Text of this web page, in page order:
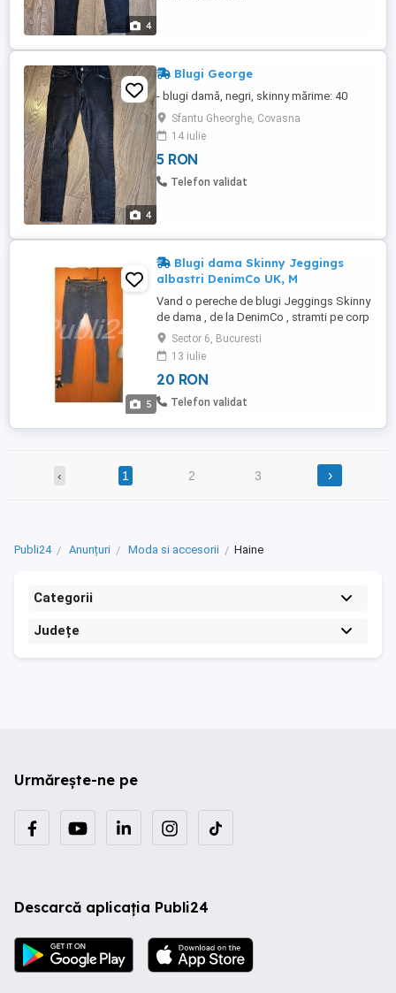
4
4
Blugi George
- blugi damă, negri, skinny mărime: 40
Sfantu Gheorghe, Covasna
14 iulie
5 RON
Telefon validat
5
Blugi dama Skinny Jeggings
albastri DenimCo UK, M
Vand o pereche de blugi Jeggings Skinny
de dama , de la DenimCo , stramti pe corp
, foarte frumosi, adusi din Londra , purtati
de cateva ori insa sunt in stare foarte buna
fara defecte ascunse. Masura : M ( 38-40 )
. Pret ( redus ) Vanzare: 20 Lei Pret Schimb
: 40 Lei TOATE PRETURILE SUNT DEJA
Sector 6, Bucuresti
13 iulie
20 RON
Telefon validat
‹ 1 2 3 ›
Publi24 Anunțuri Moda si accesorii Haine
Categorii
Județe
Urmărește-ne pe
Descarcă aplicația Publi24